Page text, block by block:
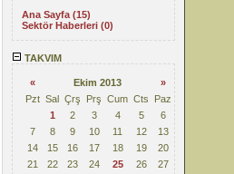
Ana Sayfa (15)
Sektör Haberleri (0)
TAKVIM
« Ekim 2013
»
Pzt Sal Çrş Prş Cum Cts
Paz
1
2 3 4 5
6
7
8 9 10 11 12
13
14
15 16 17 18 19
20
21
22 23 24 25 26
27